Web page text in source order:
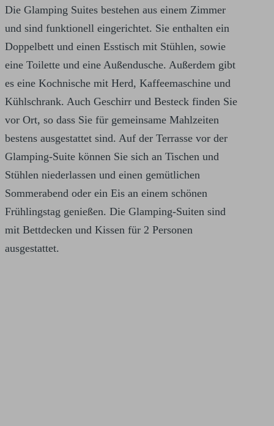
Die Glamping Suites bestehen aus einem Zimmer
und sind funktionell eingerichtet. Sie enthalten ein
Doppelbett und einen Esstisch mit Stühlen, sowie
eine Toilette und eine Außendusche. Außerdem gibt
es eine Kochnische mit Herd, Kaffeemaschine und
Kühlschrank. Auch Geschirr und Besteck finden Sie
vor Ort, so dass Sie für gemeinsame Mahlzeiten
bestens ausgestattet sind. Auf der Terrasse vor der
Glamping-Suite können Sie sich an Tischen und
Stühlen niederlassen und einen gemütlichen
Sommerabend oder ein Eis an einem schönen
Frühlingstag genießen. Die Glamping-Suiten sind
mit Bettdecken und Kissen für 2 Personen
ausgestattet.